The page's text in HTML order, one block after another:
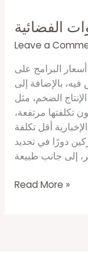
الفضائية
Leave a
البرامج على
بالإضافة إلى
الضخم، مثل
تكلفتها مرتفعة،
أقل تكلفة
دورًا في تحديد
Read More »